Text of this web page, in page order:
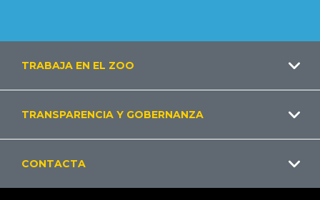
Footer
TRABAJA EN EL ZOO
TRANSPARENCIA Y GOBERNANZA
CONTACTA